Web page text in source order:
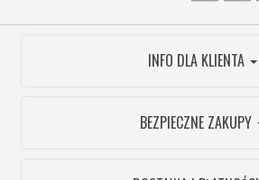
INFO DLA KLIENTA
BEZPIECZNE ZAKUPY